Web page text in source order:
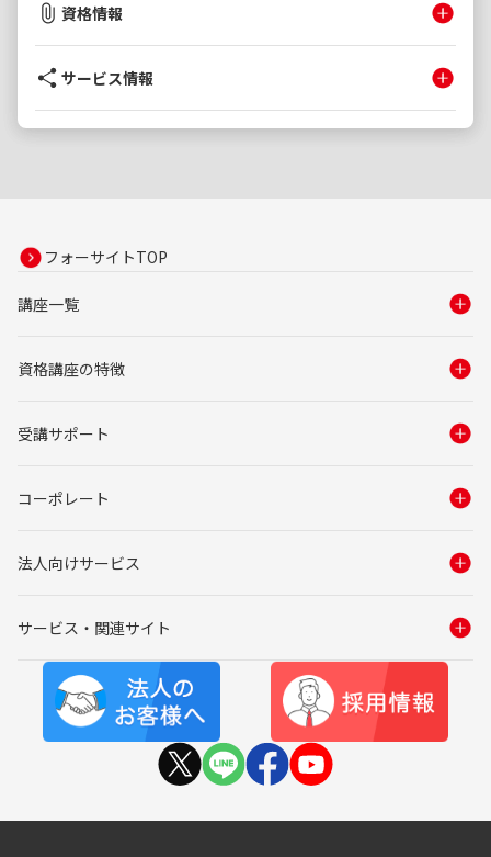
資格情報
サービス情報
フォーサイトTOP
講座一覧
資格講座の特徴
受講サポート
コーポレート
法人向けサービス
サービス・関連サイト